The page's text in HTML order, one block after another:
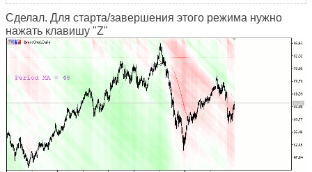
Сделал. Для старта/завершения этого режима нужно
нажать клавишу "Z"